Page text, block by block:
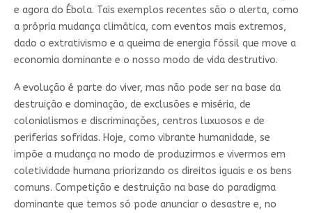
e agora do Ébola. Tais exemplos recentes são o alerta, como
a própria mudança climática, com eventos mais extremos,
dado o extrativismo e a queima de energia fóssil que move a
economia dominante e o nosso modo de vida destrutivo.
A evolução é parte do viver, mas não pode ser na base da
destruição e dominação, de exclusões e miséria, de
colonialismos e discriminações, centros luxuosos e de
periferias sofridas. Hoje, como vibrante humanidade, se
impõe a mudança no modo de produzirmos e vivermos em
coletividade humana priorizando os direitos iguais e os bens
comuns. Competição e destruição na base do paradigma
dominante que temos só pode anunciar o desastre e, no